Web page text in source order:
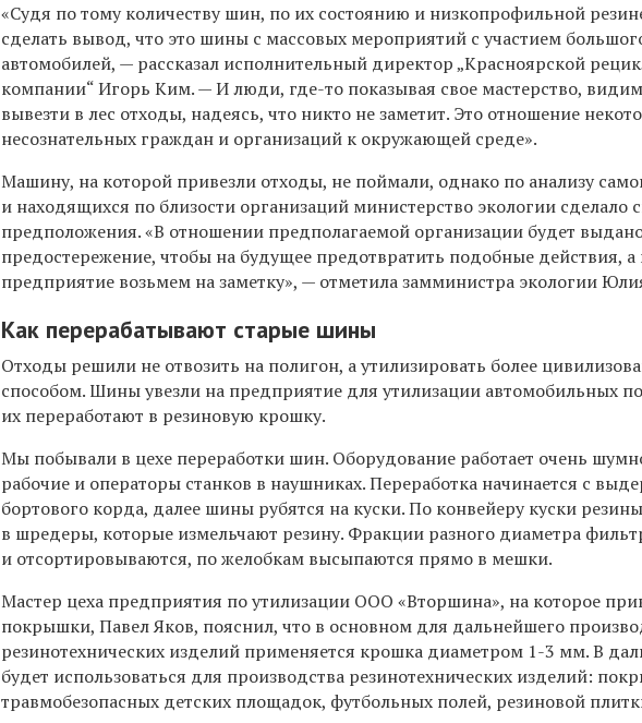
«Судя по тому количеству шин, по их состоянию и низкопрофильной
сделать вывод, что это шины с массовых мероприятий с участием
автомобилей, — рассказал исполнительный директор „Красноярской
компании“ Игорь Ким. — И люди, где-то показывая свое мастерство,
вывезти в лес отходы, надеясь, что никто не заметит. Это отношение
несознательных граждан и организаций к окружающей среде».
Машину, на которой привезли отходы, не поймали, однако по анализу
и находящихся по близости организаций министерство экологии сделало
предположения. «В отношении предполагаемой организации будет
предостережение, чтобы на будущее предотвратить подобные действия,
предприятие возьмем на заметку», — отметила замминистра экологии
Как перерабатывают старые шины
Отходы решили не отвозить на полигон, а утилизировать более
способом. Шины увезли на предприятие для утилизации автомобильных
их переработают в резиновую крошку.
Мы побывали в цехе переработки шин. Оборудование работает очень
рабочие и операторы станков в наушниках. Переработка начинается с
бортового корда, далее шины рубятся на куски. По конвейеру куски
в шредеры, которые измельчают резину. Фракции разного диаметра
и отсортировываются, по желобкам высыпаются прямо в мешки.
Мастер цеха предприятия по утилизации ООО «Вторшина», на которое
покрышки, Павел Яков, пояснил, что в основном для дальнейшего
резинотехнических изделий применяется крошка диаметром 1-3 мм. В
будет использоваться для производства резинотехнических изделий:
травмобезопасных детских площадок, футбольных полей, резиновой